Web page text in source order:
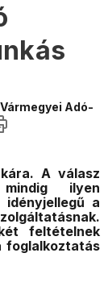
Adó-
A válasz
ilyen
idényjellegű a
feltételnek
foglalkoztatás